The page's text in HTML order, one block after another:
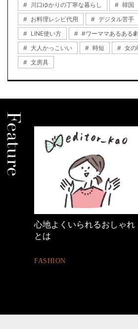
川口ゆかりの丁寧な暮らし
韓国
お料理レシピ代用
デジタル苦手
LINE使い方
#ワーママあるある
大人かっこいい
時短 女の
文房具
働く女性のバッグの中身